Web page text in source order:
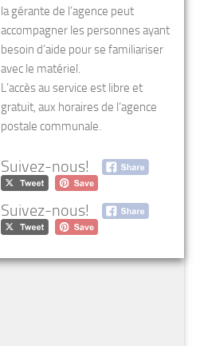
la gérante de l’agence peut
accompagner les personnes ayant
besoin d’aide pour se familiariser
avec le matériel.
L’accès au service est libre et
gratuit, aux horaires de l’agence
postale communale.
Suivez-nous!
Suivez-nous!